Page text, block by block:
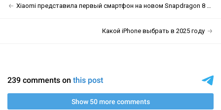
Xiaomi представила первый смартфон на новом Snapdragon 8 Elite Gen 5
Какой iPhone выбрать в 2025 году